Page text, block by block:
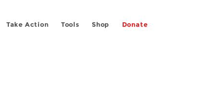
Take Action Tools Shop Donate